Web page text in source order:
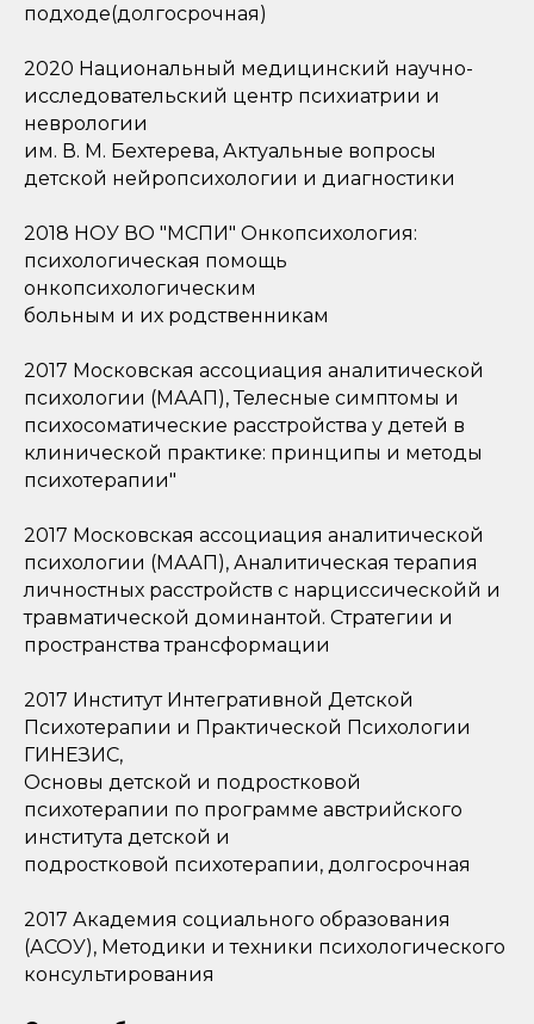
подходе(долгосрочная)
2020 Национальный медицинский научно-
исследовательский центр психиатрии и
неврологии
им. В. М. Бехтерева, Актуальные вопросы
детской нейропсихологии и диагностики
2018 НОУ ВО "МСПИ" Онкопсихология:
психологическая помощь
онкопсихологическим
больным и их родственникам
2017 Московская ассоциация аналитической
психологии (МААП), Телесные симптомы и
психосоматические расстройства у детей в
клинической практике: принципы и методы
психотерапии"
2017 Московская ассоциация аналитической
психологии (МААП), Аналитическая терапия
личностных расстройств с нарциссическойй и
травматической доминантой. Стратегии и
пространства трансформации
2017 Институт Интегративной Детской
Психотерапии и Практической Психологии
ГИНЕЗИС,
Основы детской и подростковой
психотерапии по программе австрийского
института детской и
подростковой психотерапии, долгосрочная
2017 Академия социального образования
(АСОУ), Методики и техники психологического
консультирования